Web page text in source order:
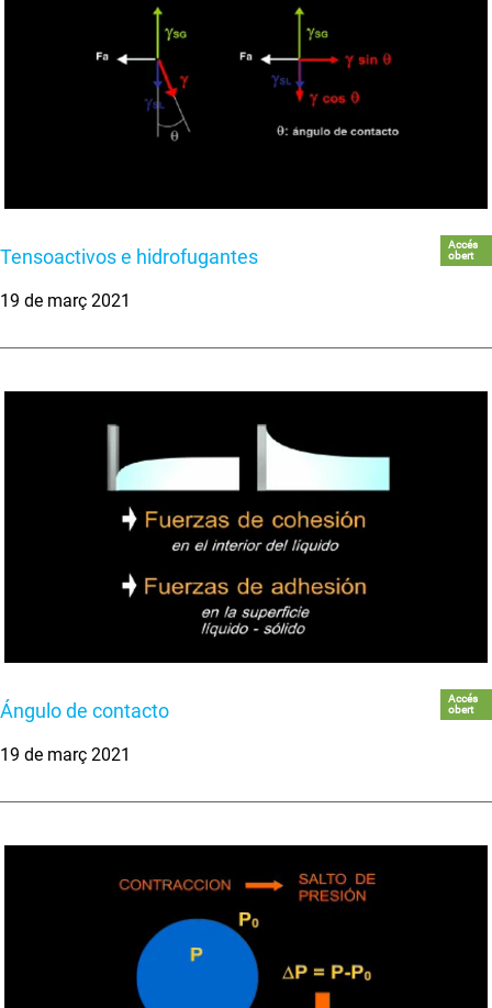
Tensoactivos e hidrofugantes
Accés
obert
19 de març 2021
Ángulo de contacto
Accés
obert
19 de març 2021